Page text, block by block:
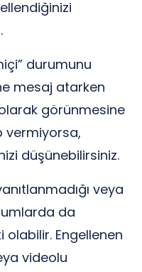
durumunu
mesaj atarken
görünmesine
vermiyorsa,
düşünebilirsiniz.
veya
da
Engellenen
videolu